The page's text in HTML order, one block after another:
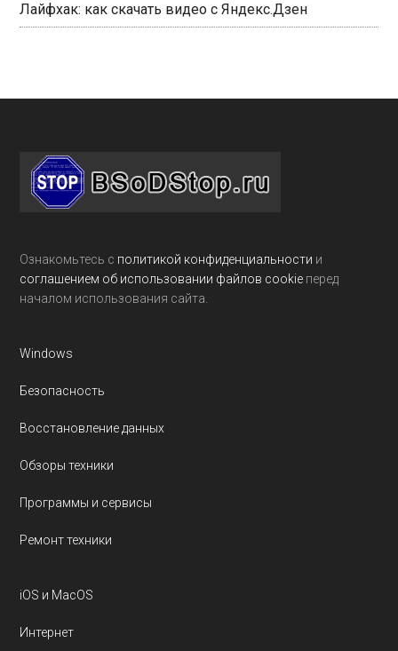
Лайфхак: как скачать видео с Яндекс.Дзен
Footer
Ознакомьтесь с политикой конфиденциальности и
соглашением об использовании файлов cookie перед
началом использования сайта.
Windows
Безопасность
Восстановление данных
Обзоры техники
Программы и сервисы
Ремонт техники
iOS и MacOS
Интернет